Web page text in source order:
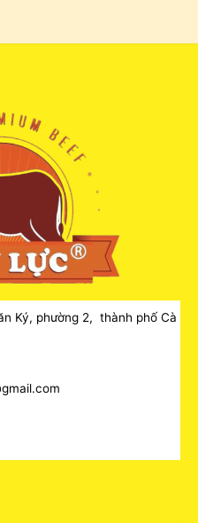
Ký, phường 2, thành phố Cà